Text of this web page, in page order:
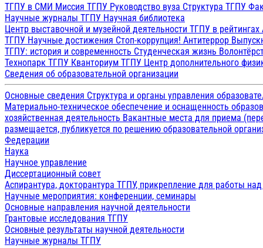
ТГПУ в СМИ Миссия ТГПУ Руководство вуза Структура ТГПУ
Научные журналы ТГПУ Научная библиотека
Центр выставочной и музейной деятельности ТГПУ в рейтингах
ТГПУ Научные достижения Стоп-коррупция! Антитеррор
ТГПУ: история и современность Студенческая жизнь
Технопарк ТГПУ Кванториум ТГПУ Центр дополнительного
Сведения об образовательной организации
Основные сведения Структура и органы управления
Материально-техническое обеспечение и оснащенность
хозяйственная деятельность Вакантные места для приема
размещается, публикуется по решению образовательной
Федерации
Наука
Научное управление
Диссертационный совет
Аспирантура, докторантура ТГПУ, прикрепление для работы
Научные мероприятия: конференции, семинары
Основные направления научной деятельности
Грантовые исследования ТГПУ
Основные результаты научной деятельности
Научные журналы ТГПУ